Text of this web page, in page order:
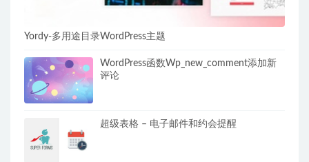
Yordy-多用途目录WordPress主题
WordPress函数Wp_new_comment添加新
评论
超级表格 – 电子邮件和约会提醒